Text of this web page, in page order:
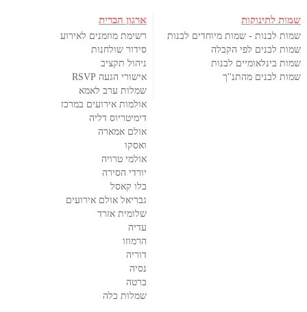
שמות לתינוקות
שמות לבנות - שמות מיוחדים לבנות
שמות לבנים לפי הקבלה
שמות בינלאומיים לבנות
שמות לבנים מהתנ''ך
ארגון הברית
רשימת מוזמנים לאירוע
סידור שולחנות
ניהול תקציב
אישורי הגעה RSVP
שמלות ערב לאמא
אולמות אירועים במרכז
דימיטריוס דליה
אולם אמארה
ואסקו
אולמי טרויה
יורדי הסירה
בלו קאסל
גבריאל אולם אירועים
שלומית אזרד
עדיה
הרמוזו
דוריה
נסיה
ברטה
שמלות כלה